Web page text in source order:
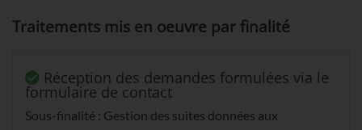
Traitements mis en oeuvre par finalité
Réception des demandes formulées via le
formulaire de contact
Sous-finalité : Gestion des suites données aux